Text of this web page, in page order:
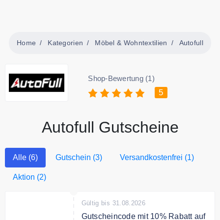
Home Kategorien Möbel & Wohntextilien Autofull
Shop-Bewertung (1)
5
Autofull Gutscheine
Alle (6) Gutschein (3) Versandkostenfrei (1)
Aktion (2)
Gültig bis 31.08.2026
Gutscheincode mit 10% Rabatt auf